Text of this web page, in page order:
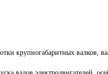
крупногабаритных валков,